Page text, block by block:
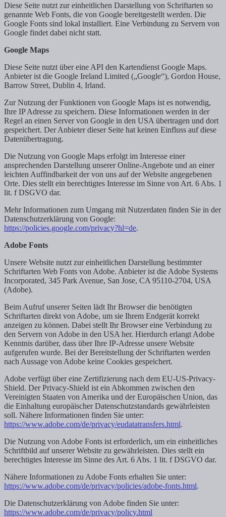
Diese Seite nutzt zur einheitlichen Darstellung von Schriftarten so
genannte Web Fonts, die von Google bereitgestellt werden. Die
Google Fonts sind lokal installiert. Eine Verbindung zu Servern von
Google findet dabei nicht statt.
Google Maps
Diese Seite nutzt über eine API den Kartendienst Google Maps.
Anbieter ist die Google Ireland Limited („Google“), Gordon House,
Barrow Street, Dublin 4, Irland.
Zur Nutzung der Funktionen von Google Maps ist es notwendig,
Ihre IP Adresse zu speichern. Diese Informationen werden in der
Regel an einen Server von Google in den USA übertragen und dort
gespeichert. Der Anbieter dieser Seite hat keinen Einfluss auf diese
Datenübertragung.
Die Nutzung von Google Maps erfolgt im Interesse einer
ansprechenden Darstellung unserer Online-Angebote und an einer
leichten Auffindbarkeit der von uns auf der Website angegebenen
Orte. Dies stellt ein berechtigtes Interesse im Sinne von Art. 6 Abs. 1
lit. f DSGVO dar.
Mehr Informationen zum Umgang mit Nutzerdaten finden Sie in der
Datenschutzerklärung von Google:
https://policies.google.com/privacy?hl=de.
Adobe Fonts
Unsere Website nutzt zur einheitlichen Darstellung bestimmter
Schriftarten Web Fonts von Adobe. Anbieter ist die Adobe Systems
Incorporated, 345 Park Avenue, San Jose, CA 95110-2704, USA
(Adobe).
Beim Aufruf unserer Seiten lädt Ihr Browser die benötigten
Schriftarten direkt von Adobe, um sie Ihrem Endgerät korrekt
anzeigen zu können. Dabei stellt Ihr Browser eine Verbindung zu
den Servern von Adobe in den USA her. Hierdurch erlangt Adobe
Kenntnis darüber, dass über Ihre IP-Adresse unsere Website
aufgerufen wurde. Bei der Bereitstellung der Schriftarten werden
nach Aussage von Adobe keine Cookies gespeichert.
Adobe verfügt über eine Zertifizierung nach dem EU-US-Privacy-
Shield. Der Privacy-Shield ist ein Abkommen zwischen den
Vereinigten Staaten von Amerika und der Europäischen Union, das
die Einhaltung europäischer Datenschutzstandards gewährleisten
soll. Nähere Informationen finden Sie unter:
https://www.adobe.com/de/privacy/eudatatransfers.html.
Die Nutzung von Adobe Fonts ist erforderlich, um ein einheitliches
Schriftbild auf unserer Website zu gewährleisten. Dies stellt ein
berechtigtes Interesse im Sinne des Art. 6 Abs. 1 lit. f DSGVO dar.
Nähere Informationen zu Adobe Fonts erhalten Sie unter:
https://www.adobe.com/de/privacy/policies/adobe-fonts.html.
Die Datenschutzerklärung von Adobe finden Sie unter:
https://www.adobe.com/de/privacy/policy.html